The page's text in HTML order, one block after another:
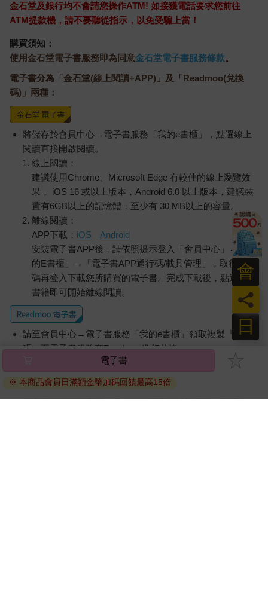
金石堂及銀行均不會請您操作ATM! 如接獲電話要求您前往
ATM提款機，請不要聽從指示，以免受騙上當！
購買須知：
使用金石堂電子書服務即為同意金石堂電子書服務條款。
電子書分為「金石堂(線上閱讀+APP)」及「Readmoo(兌換
碼)」兩種：
將儲存於會員中心→電子書服務「我的e書櫃」，點選線上
閱讀直接開啟閱讀。
線上閱讀：
建議使用Chrome、Microsoft Edge 有較佳的線上瀏覽效
果， iOS 16 或以上版本，Android 6.0 以上版本，建議裝
置有6GB以上的記憶體，至少有 30 MB以上的容量。
離線閱讀：
APP下載： iOS
Android
安裝電子書APP後，請依照提示登入「會員中心」→「我
的E書櫃」→「電子書APP通行碼/載具管理」，取得通行
碼再登入下載您所購買的電子書。完成下載後，點選任一
書籍即可開始離線閱讀。
請至會員中心→電子書服務「我的e書櫃」領取複製『兌換
碼』至電子書服務商Readmoo進行兌換。
因版權保護，您在金石堂所購買的電子書僅能以金石堂專屬
的閱讀軟體開啟閱讀，無法以其他閱讀器或直接下載檔案。
電子書
※ 本商品會員日滿額金幣加碼回饋最高15倍
日
員
會